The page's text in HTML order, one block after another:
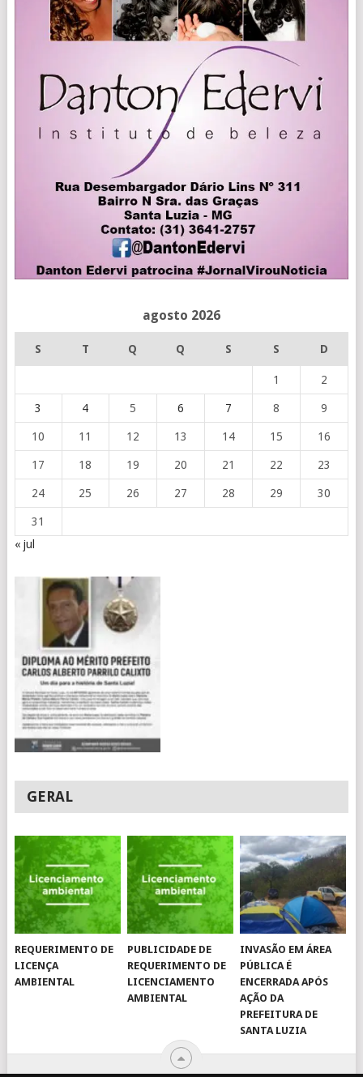
agosto 2026
S T Q Q S S D
1 2
3 4 5 6 7 8 9
10 11 12 13 14 15 16
17 18 19 20 21 22 23
24 25 26 27 28 29 30
31
« jul
GERAL
REQUERIMENTO DE
LICENÇA
AMBIENTAL
PUBLICIDADE DE
REQUERIMENTO DE
LICENCIAMENTO
AMBIENTAL
INVASÃO EM ÁREA
PÚBLICA É
ENCERRADA APÓS
AÇÃO DA
PREFEITURA DE
SANTA LUZIA